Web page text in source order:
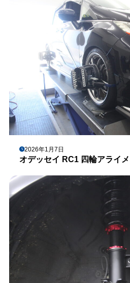
2026年1月7日
オデッセイ RC1 四輪アライメ